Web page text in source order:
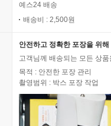
예스24 배송
배송비 : 2,500원
안전하고 정확한 포장을 위
고객님께 배송되는 모든 상
목적 : 안전한 포장 관리
촬영범위 : 박스 포장 작업